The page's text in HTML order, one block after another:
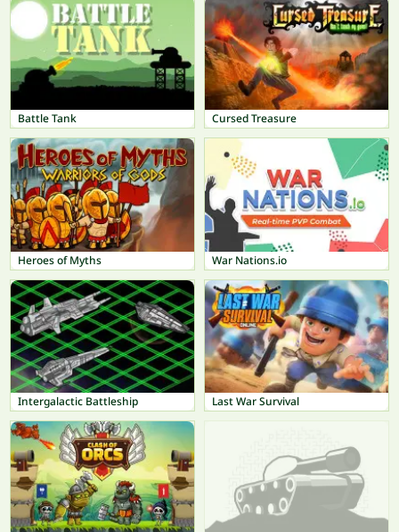
Battle Tank Cursed Treasure
Heroes of Myths War Nations.io
Intergalactic Battleship Last War Survival